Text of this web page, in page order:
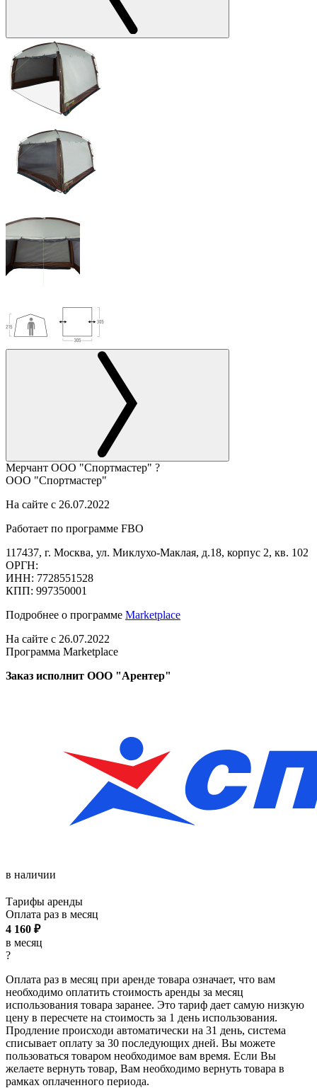
Мерчант ООО "Спортмастер" ?
ООО "Спортмастер"
На сайте с 26.07.2022
Работает по программе FBO
117437, г. Москва, ул. Миклухо-Маклая, д.18, корпус 2, кв. 102
ОРГН:
ИНН: 7728551528
КПП: 997350001
Подробнее о программе Marketplace
На сайте с 26.07.2022
Программа Marketplace
Заказ исполнит ООО "Арентер"
в наличии
Тарифы аренды
Оплата раз в месяц
4 160 ₽
в месяц
?
Оплата раз в месяц при аренде товара означает, что вам
необходимо оплатить стоимость аренды за месяц
использования товара заранее. Это тариф дает самую низкую
цену в пересчете на стоимость за 1 день использования.
Продление происходи автоматически на 31 день, система
списывает оплату за 30 последующих дней. Вы можете
пользоваться товаром необходимое вам время. Если Вы
желаете вернуть товар, Вам необходимо вернуть товара в
рамках оплаченного периода.